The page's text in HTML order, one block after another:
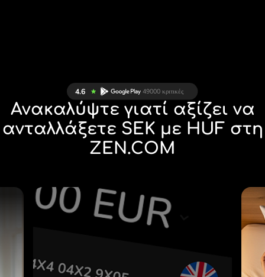
Ανακαλύψτε γιατί αξίζει να
ανταλλάξετε SEK με HUF στη
ZEN.COM
28 ΝΟΜΊΣΜΑΤΑ ΥΠΌ
ΣΕ ΜΙΑ ΒΟΛΙΚΉ